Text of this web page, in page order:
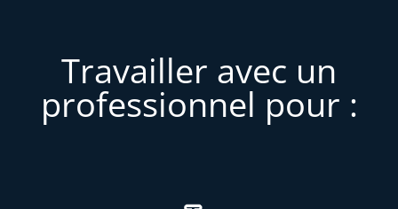
Travailler avec un
professionnel pour :